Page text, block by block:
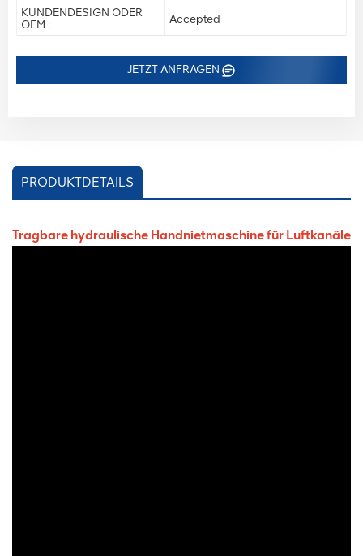
KUNDENDESIGN ODER
OEM :
Accepted
JETZT ANFRAGEN
PRODUKTDETAILS
Tragbare hydraulische Handnietmaschine für Luftkanäle